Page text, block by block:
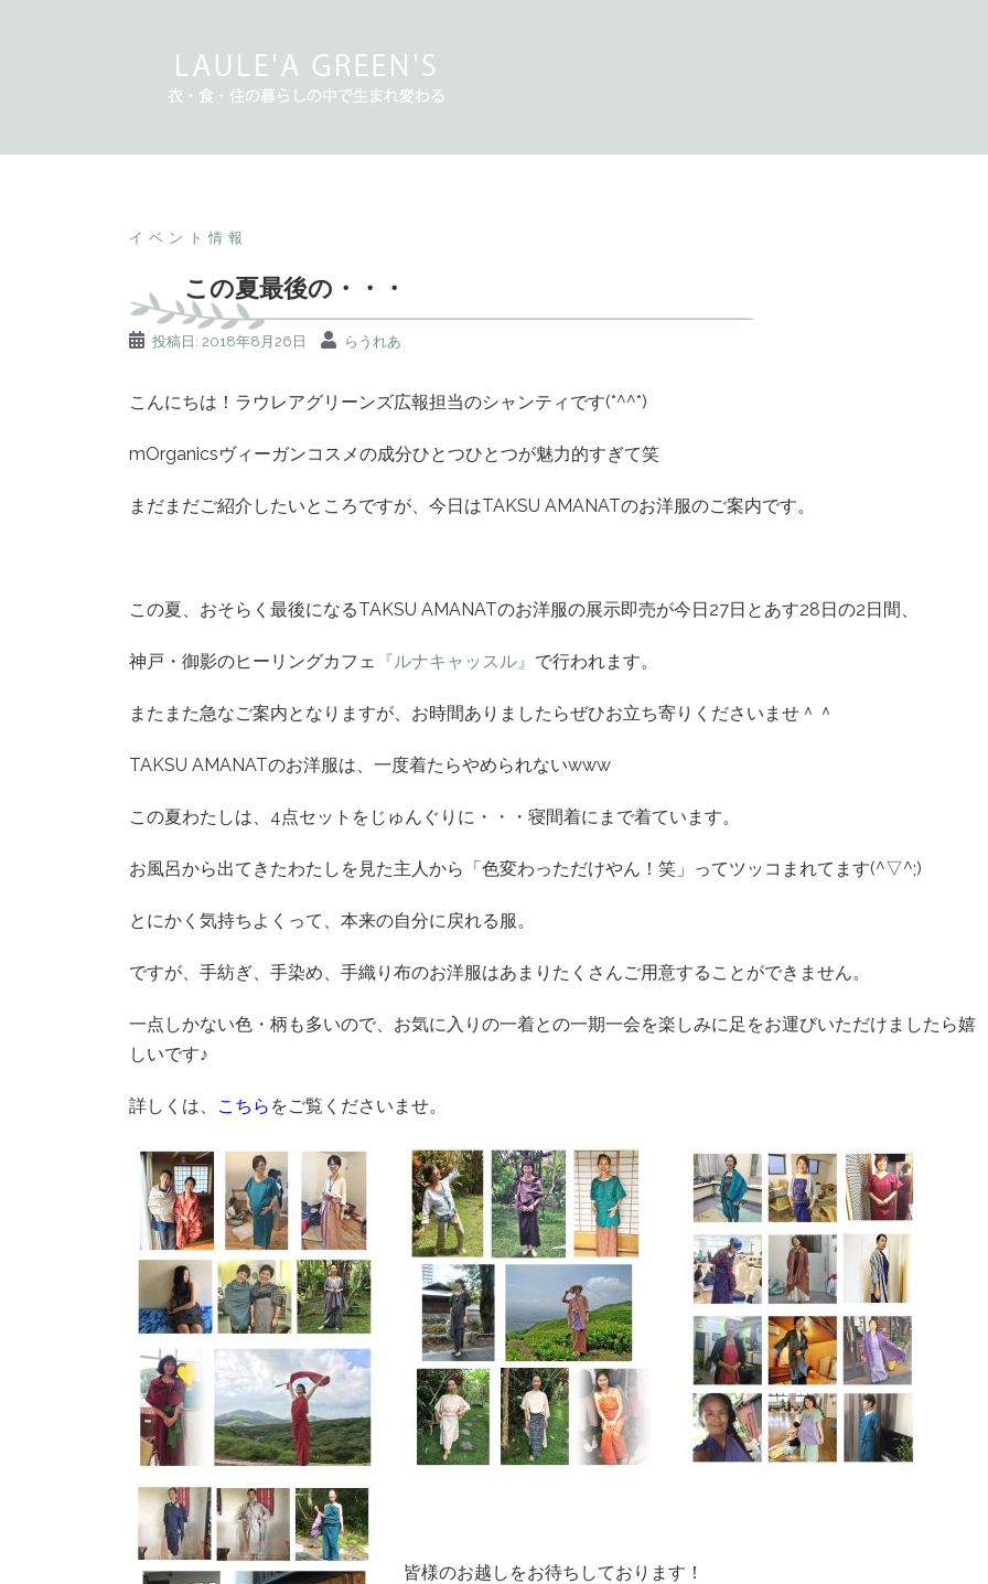
イベント情報
この夏最後の・・・
投稿日: 2018年8月26日 らうれあ
こんにちは！ラウレアグリーンズ広報担当のシャンティです(*^^*)
mOrganicsヴィーガンコスメの成分ひとつひとつが魅力的すぎて笑
まだまだご紹介したいところですが、今日はTAKSU AMANATのお洋服のご案内です。
この夏、おそらく最後になるTAKSU AMANATのお洋服の展示即売が今日27日とあす28日の2日間、
神戸・御影のヒーリングカフェ 『ルナキャッスル』 で行われます。
またまた急なご案内となりますが、お時間ありましたらぜひお立ち寄りくださいませ＾＾
TAKSU AMANATのお洋服は、一度着たらやめられないwww
この夏わたしは、4点セットをじゅんぐりに・・・寝間着にまで着ています。
お風呂から出てきたわたしを見た主人から「色変わっただけやん！笑」ってツッコまれてます(^▽^;)
とにかく気持ちよくって、本来の自分に戻れる服。
ですが、手紡ぎ、手染め、手織り布のお洋服はあまりたくさんご用意することができません。
一点しかない色・柄も多いので、お気に入りの一着との一期一会を楽しみに足をお運びいただけましたら嬉
しいです♪
詳しくは、 こちら をご覧くださいませ。
皆様のお越しをお待ちしております！